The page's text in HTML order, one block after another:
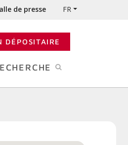
de presse FR
DÉPOSITAIRE